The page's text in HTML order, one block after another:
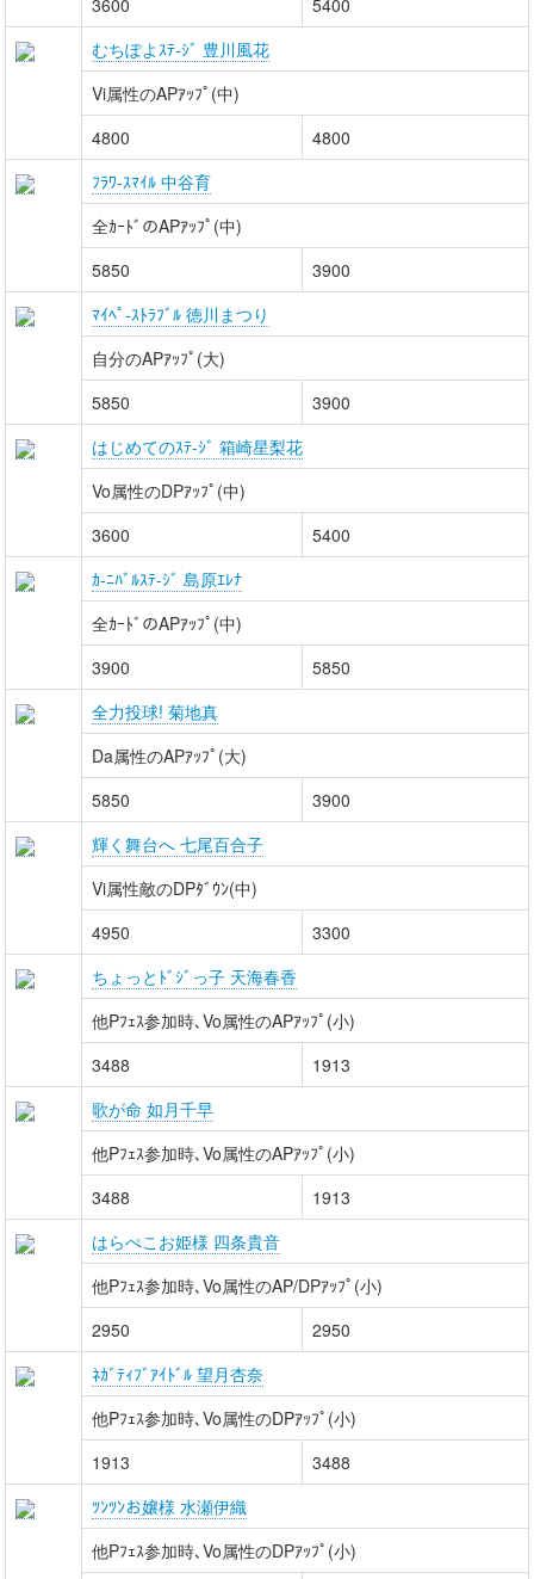
3600
5400
むちぽよｽﾃ-ｼﾞ 豊川風花
Vi属性のAPｱｯﾌﾟ(中)
4800
4800
ﾌﾗﾜ-ｽﾏｲﾙ 中谷育
全ｶｰﾄﾞのAPｱｯﾌﾟ(中)
5850
3900
ﾏｲﾍﾟ-ｽﾄﾗﾌﾞﾙ 徳川まつり
自分のAPｱｯﾌﾟ(大)
5850
3900
はじめてのｽﾃ-ｼﾞ 箱崎星梨花
Vo属性のDPｱｯﾌﾟ(中)
3600
5400
ｶ-ﾆﾊﾞﾙｽﾃ-ｼﾞ 島原ｴﾚﾅ
全ｶｰﾄﾞのAPｱｯﾌﾟ(中)
3900
5850
全力投球! 菊地真
Da属性のAPｱｯﾌﾟ(大)
5850
3900
輝く舞台へ 七尾百合子
Vi属性敵のDPﾀﾞｳﾝ(中)
4950
3300
ちょっとﾄﾞｼﾞっ子 天海春香
他Pﾌｪｽ参加時､Vo属性のAPｱｯﾌﾟ(小)
3488
1913
歌が命 如月千早
他Pﾌｪｽ参加時､Vo属性のAPｱｯﾌﾟ(小)
3488
1913
はらぺこお姫様 四条貴音
他Pﾌｪｽ参加時､Vo属性のAP/DPｱｯﾌﾟ(小)
2950
2950
ﾈｶﾞﾃｨﾌﾞｱｲﾄﾞﾙ 望月杏奈
他Pﾌｪｽ参加時､Vo属性のDPｱｯﾌﾟ(小)
1913
3488
ﾂﾝﾂﾝお嬢様 水瀬伊織
他Pﾌｪｽ参加時､Vo属性のDPｱｯﾌﾟ(小)